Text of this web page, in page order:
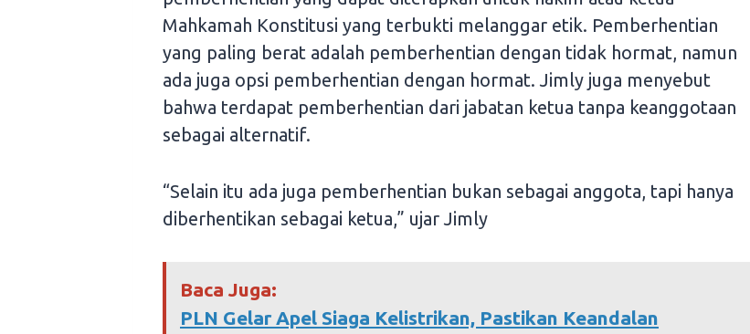
Mahkamah Konstitusi yang terbukti melanggar etik. Pemberhentian
yang paling berat adalah pemberhentian dengan tidak hormat, namun
ada juga opsi pemberhentian dengan hormat. Jimly juga menyebut
bahwa terdapat pemberhentian dari jabatan ketua tanpa keanggotaan
sebagai alternatif.
“Selain itu ada juga pemberhentian bukan sebagai anggota, tapi hanya
diberhentikan sebagai ketua,” ujar Jimly
Baca Juga:
PLN Gelar Apel Siaga Kelistrikan, Pastikan Keandalan